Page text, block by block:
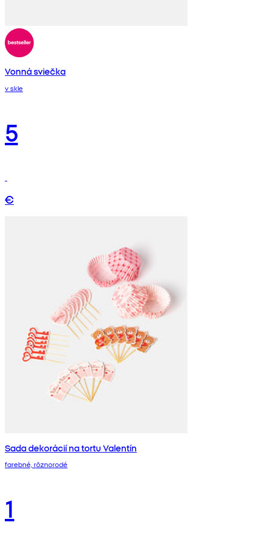
Vonná sviečka
v skle
5
€
Sada dekorácií na tortu Valentín
farebné, rôznorodé
1